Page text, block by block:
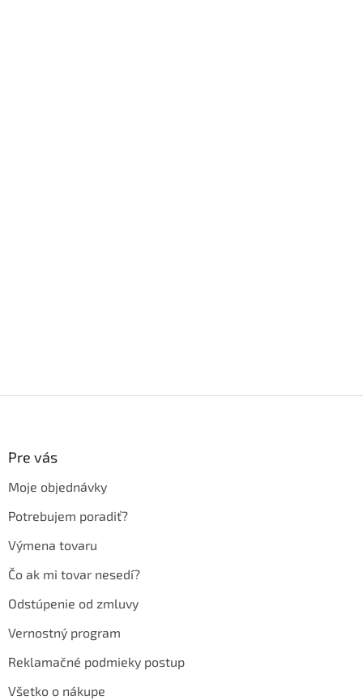
Pre vás
Moje objednávky
Potrebujem poradiť?
Výmena tovaru
Čo ak mi tovar nesedí?
Odstúpenie od zmluvy
Vernostný program
Reklamačné podmieky postup
Všetko o nákupe